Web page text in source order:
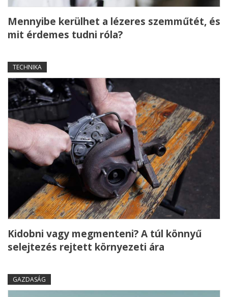
Mennyibe kerülhet a lézeres szemműtét, és
mit érdemes tudni róla?
TECHNIKA
Kidobni vagy megmenteni? A túl könnyű
selejtezés rejtett környezeti ára
GAZDASÁG